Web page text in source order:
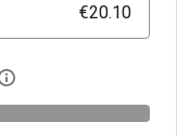
€20.10
Apri la finestra di